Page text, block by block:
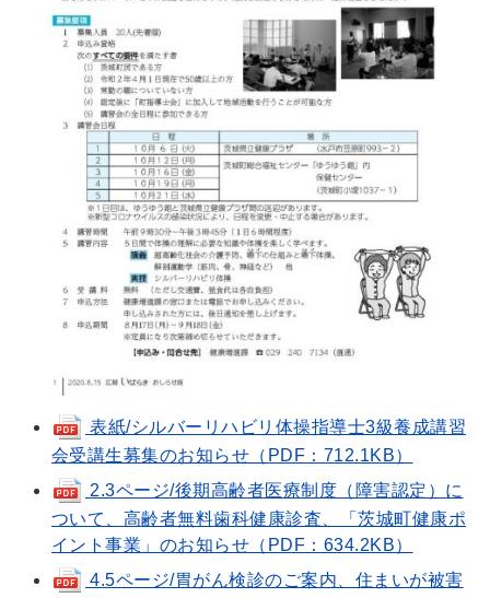
表紙/シルバーリハビリ体操指導士3級養成講習
会受講生募集のお知らせ（PDF：712.1KB）
2.3ページ/後期高齢者医療制度（障害認定）に
ついて、高齢者無料歯科健康診査、「茨城町健康ポ
イント事業」のお知らせ（PDF：634.2KB）
4.5ページ/胃がん検診のご案内、住まいが被害